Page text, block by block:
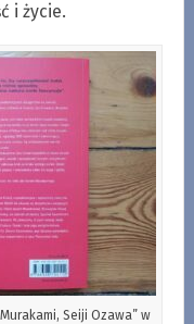
i życie.
Seiji Ozawa” w